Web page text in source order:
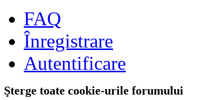
FAQ
Înregistrare
Autentificare
Şterge toate cookie-urile forumului